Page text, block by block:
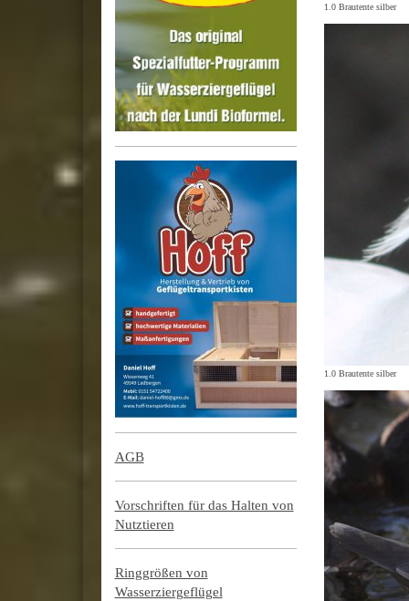
1.0 Brautente silber
1.0 Brautente silber
AGB
Vorschriften für das Halten von
Nutztieren
Ringgrößen von
Wasserziergeflügel